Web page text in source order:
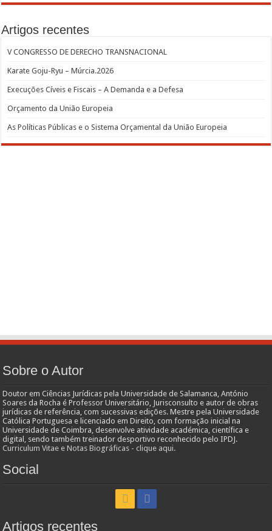
Artigos recentes
V CONGRESSO DE DERECHO TRANSNACIONAL
Karate Goju-Ryu – Múrcia.2026
Execuções Cíveis e Fiscais – A Demanda e a Defesa
Orçamento da União Europeia
As Políticas Públicas e o Sistema Orçamental da União Europeia
Sobre o Autor
Doutor em Ciências Jurídicas pela Universidade de Salamanca, António
Soares da Rocha é Professor Universitário, Jurisconsulto e autor de obras
jurídicas de referência, com sucessivas edições. Mestre pela Universidade
Católica Portuguesa e licenciado em Direito, com formação inicial na
Universidade de Coimbra, desenvolve atividade académica, científica e
digital, sendo também treinador desportivo reconhecido pelo IPDJ.
Curriculum Vitae e Notas Biográficas - clique aqui.
Social
Artigos recentes